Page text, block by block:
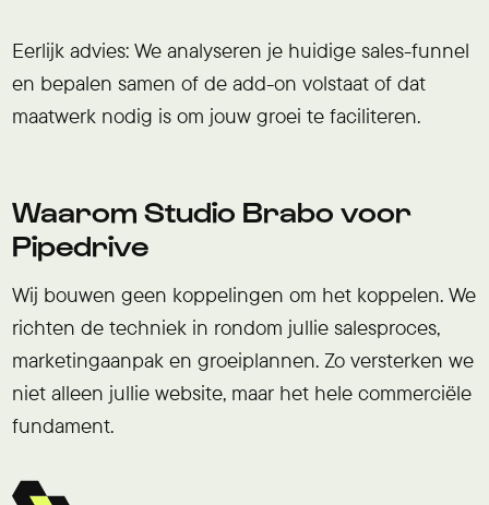
Eerlijk advies: We analyseren je huidige sales-funnel
en bepalen samen of de add-on volstaat of dat
maatwerk nodig is om jouw groei te faciliteren.
Waarom Studio Brabo voor
Pipedrive
Wij bouwen geen koppelingen om het koppelen. We
richten de techniek in rondom jullie salesproces,
marketingaanpak en groeiplannen. Zo versterken we
niet alleen jullie website, maar het hele commerciële
fundament.